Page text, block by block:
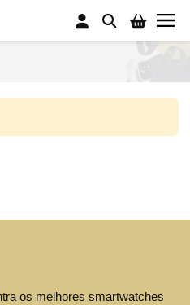
os melhores smartwatches